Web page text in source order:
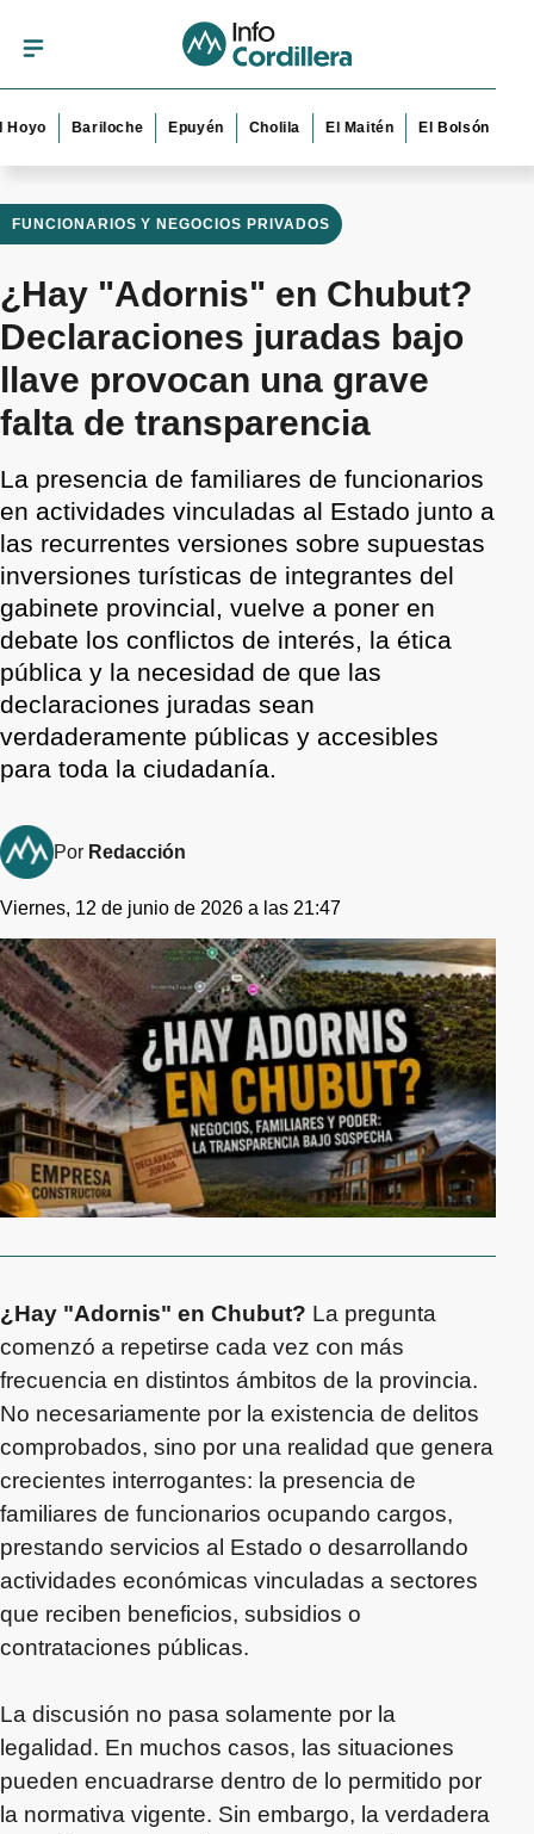
Bariloche Epuyén Cholila El Maitén El Bolsón Esquel
FUNCIONARIOS Y NEGOCIOS PRIVADOS
¿Hay "Adornis" en Chubut?
Declaraciones juradas bajo
llave provocan una grave
falta de transparencia
La presencia de familiares de funcionarios
en actividades vinculadas al Estado junto a
las recurrentes versiones sobre supuestas
inversiones turísticas de integrantes del
gabinete provincial, vuelve a poner en
debate los conflictos de interés, la ética
pública y la necesidad de que las
declaraciones juradas sean
verdaderamente públicas y accesibles
para toda la ciudadanía.
Por Redacción
Viernes, 12 de junio de 2026 a las 21:47
¿Hay "Adornis" en Chubut? La pregunta
comenzó a repetirse cada vez con más
frecuencia en distintos ámbitos de la provincia.
No necesariamente por la existencia de delitos
comprobados, sino por una realidad que genera
crecientes interrogantes: la presencia de
familiares de funcionarios ocupando cargos,
prestando servicios al Estado o desarrollando
actividades económicas vinculadas a sectores
que reciben beneficios, subsidios o
contrataciones públicas.
La discusión no pasa solamente por la
legalidad. En muchos casos, las situaciones
pueden encuadrarse dentro de lo permitido por
la normativa vigente. Sin embargo, la verdadera